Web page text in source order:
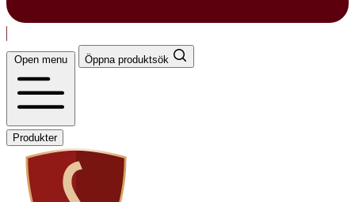
Open menu Öppna produktsök
Produkter